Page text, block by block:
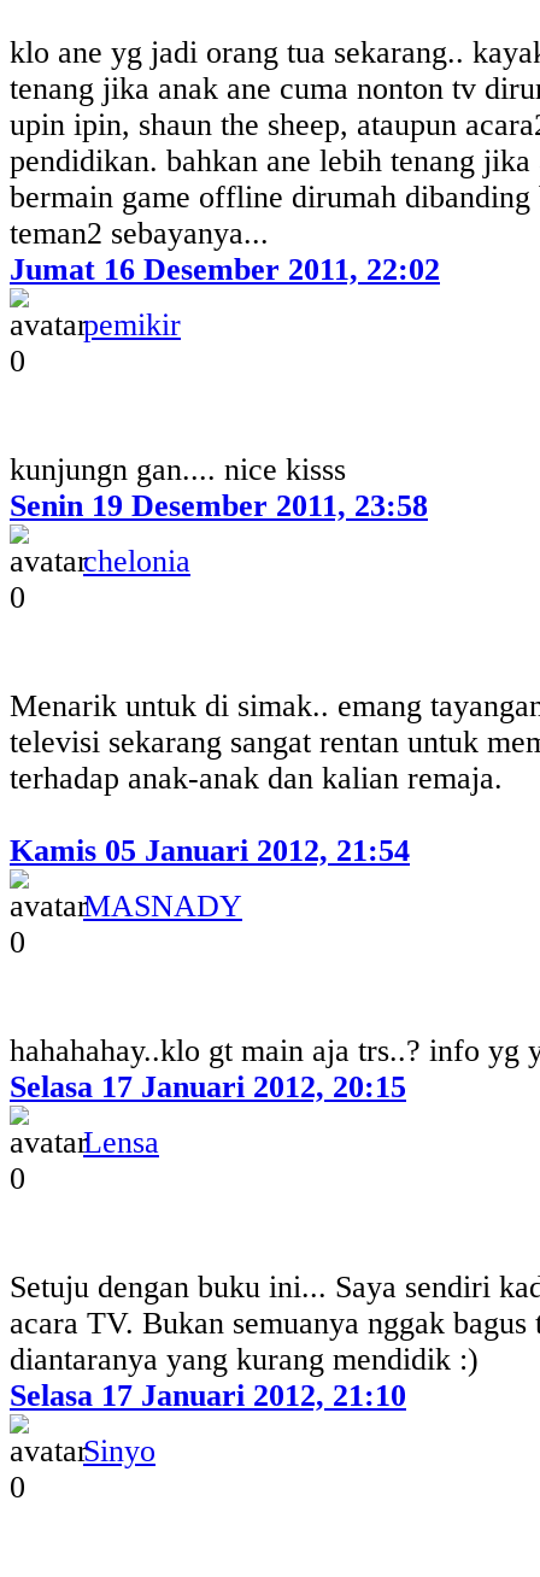
klo ane yg jadi orang tua sekarang..
tenang jika anak ane cuma nonton tv
upin ipin, shaun the sheep, ataupun
pendidikan. bahkan ane lebih tenang jika
bermain game offline dirumah dibanding
teman2 sebayanya...
Jumat 16 Desember 2011, 22:02
pemikir
0
kunjungn gan.... nice kisss
Senin 19 Desember 2011, 23:58
chelonia
0
Menarik untuk di simak.. emang
televisi sekarang sangat rentan untuk
terhadap anak-anak dan kalian remaja.
Kamis 05 Januari 2012, 21:54
MASNADY
0
hahahahay..klo gt main aja trs..? info yg
Selasa 17 Januari 2012, 20:15
Lensa
0
Setuju dengan buku ini... Saya sendiri
acara TV. Bukan semuanya nggak bagus
diantaranya yang kurang mendidik :)
Selasa 17 Januari 2012, 21:10
Sinyo
0